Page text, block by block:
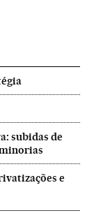
subidas de
e